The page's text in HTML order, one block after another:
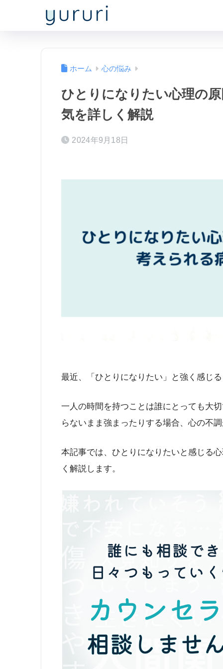
ホーム 心の悩み
ひとりになりたい心理の
気を詳しく解説
2024年9月18日
最近、「ひとりになりたい」と強く感じ
一人の時間を持つことは誰にとっても大
らないまま強まったりする場合、心の不
本記事では、ひとりになりたいと感じる
く解説します。